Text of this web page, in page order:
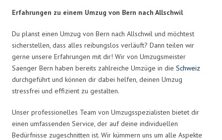
Erfahrungen zu einem Umzug von Bern nach Allschwil
Du planst einen Umzug von Bern nach Allschwil und möchtest
sicherstellen, dass alles reibungslos verläuft? Dann teilen wir
gerne unsere Erfahrungen mit dir! Wir von Umzugsmeister
Saenger Bern haben bereits zahlreiche Umzüge in die Schweiz
durchgeführt und können dir dabei helfen, deinen Umzug
stressfrei und effizient zu gestalten.
Unser professionelles Team von Umzugsspezialisten bietet dir
einen umfassenden Service, der auf deine individuellen
Bedürfnisse zugeschnitten ist. Wir kümmern uns um alle Aspekte